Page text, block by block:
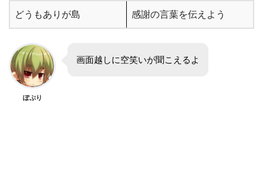
どうもありが島 感謝の言葉を伝えよう
ぽぷり
画面越しに空笑いが聞こえるよ